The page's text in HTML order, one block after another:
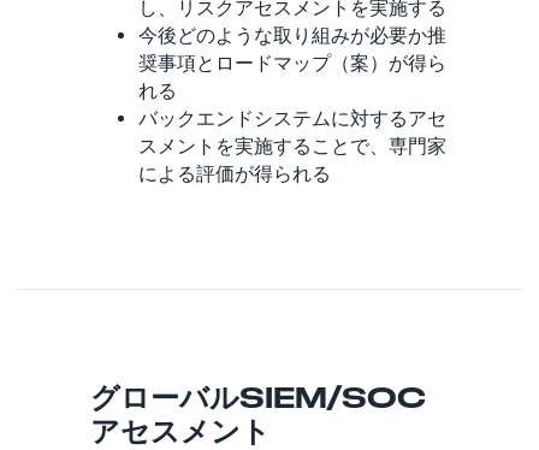
し、リスクアセスメントを実施する
今後どのような取り組みが必要か推
奨事項とロードマップ（案）が得ら
れる
バックエンドシステムに対するアセ
スメントを実施することで、専門家
による評価が得られる
グローバルSIEM/SOC
アセスメント